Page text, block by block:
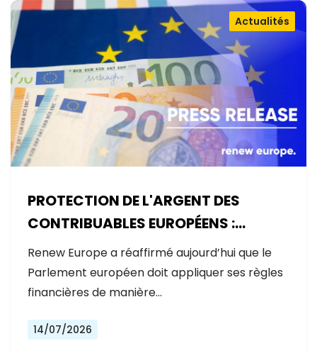
PROTECTION DE L'ARGENT DES
CONTRIBUABLES EUROPÉENS :
AUCUNE EXCEPTION
Actualités
Renew Europe a réaffirmé aujourd’hui que le
Parlement européen doit appliquer ses règles
financières de manière…
14/07/2026